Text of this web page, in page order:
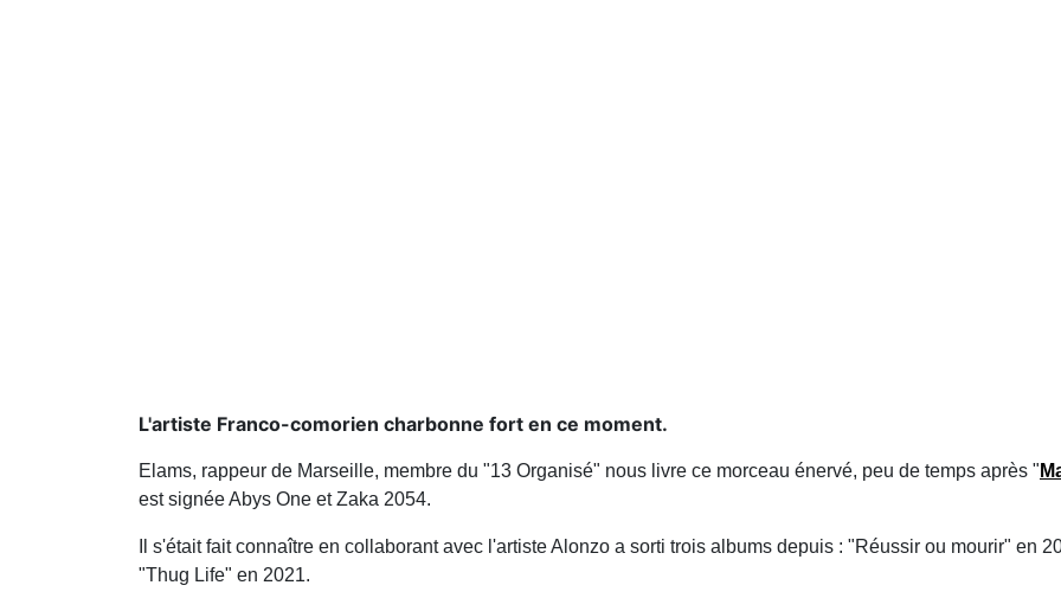
L'artiste Franco-comorien charbonne fort en ce moment.
Elams, rappeur de Marseille, membre du "13 Organisé" nous livre ce morceau énervé, peu de temps après "
est signée Abys One et Zaka 2054.
Il s'était fait connaître en collaborant avec l'artiste Alonzo a sorti trois albums depuis : "Réussir ou mourir" en
"Thug Life" en 2021.